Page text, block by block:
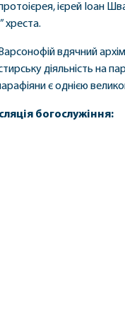
ієрей Іоан
хреста.
вдячний
діяльність на
є однією
богослужіння: